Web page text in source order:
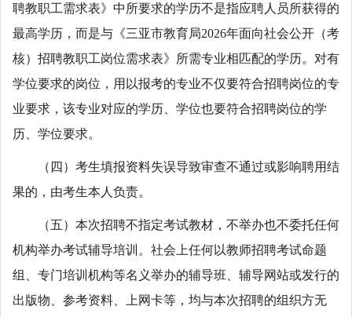
聘教职工需求表》中所要求的学历不是指应聘人员所获得的
最高学历，而是与《三亚市教育局2026年面向社会公开（考
核）招聘教职工岗位需求表》所需专业相匹配的学历。对有
学位要求的岗位，用以报考的专业不仅要符合招聘岗位的专
业要求，该专业对应的学历、学位也要符合招聘岗位的学
历、学位要求。
（四）考生填报资料失误导致审查不通过或影响聘用结
果的，由考生本人负责。
（五）本次招聘不指定考试教材，不举办也不委托任何
机构举办考试辅导培训。社会上任何以教师招聘考试命题
组、专门培训机构等名义举办的辅导班、辅导网站或发行的
出版物、参考资料、上网卡等，均与本次招聘的组织方无